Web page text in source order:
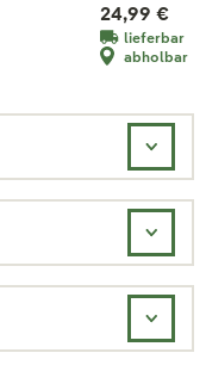
24,99 €
lieferbar
abholbar